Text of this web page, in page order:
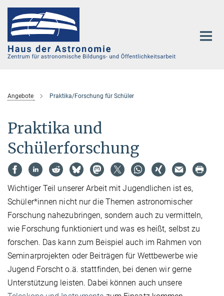
Hauptinhalt
Angebote Praktika/Forschung für Schüler
Praktika und
Schülerforschung
Wichtiger Teil unserer Arbeit mit Jugendlichen ist es,
Schüler*innen nicht nur die Themen astronomischer
Forschung nahezubringen, sondern auch zu vermitteln,
wie Forschung funktioniert und was es heißt, selbst zu
forschen. Das kann zum Beispiel auch im Rahmen von
Seminarprojekten oder Beiträgen für Wettbewerbe wie
Jugend Forscht o.ä. stattfinden, bei denen wir gerne
Unterstützung leisten. Dabei können auch unsere